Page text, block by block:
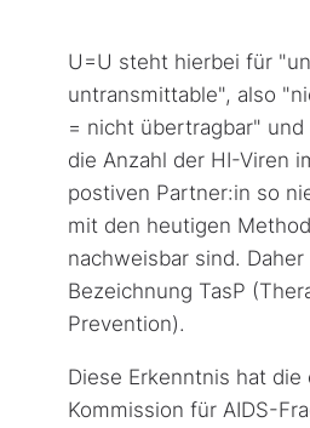
U=U steht hierbei für
untransmittable", also
= nicht übertragbar"
die Anzahl der HI-Viren
postiven Partner:in so
mit den heutigen
nachweisbar sind. Daher
Bezeichnung TasP
Prevention).
Diese Erkenntnis hat die
Kommission für AIDS-